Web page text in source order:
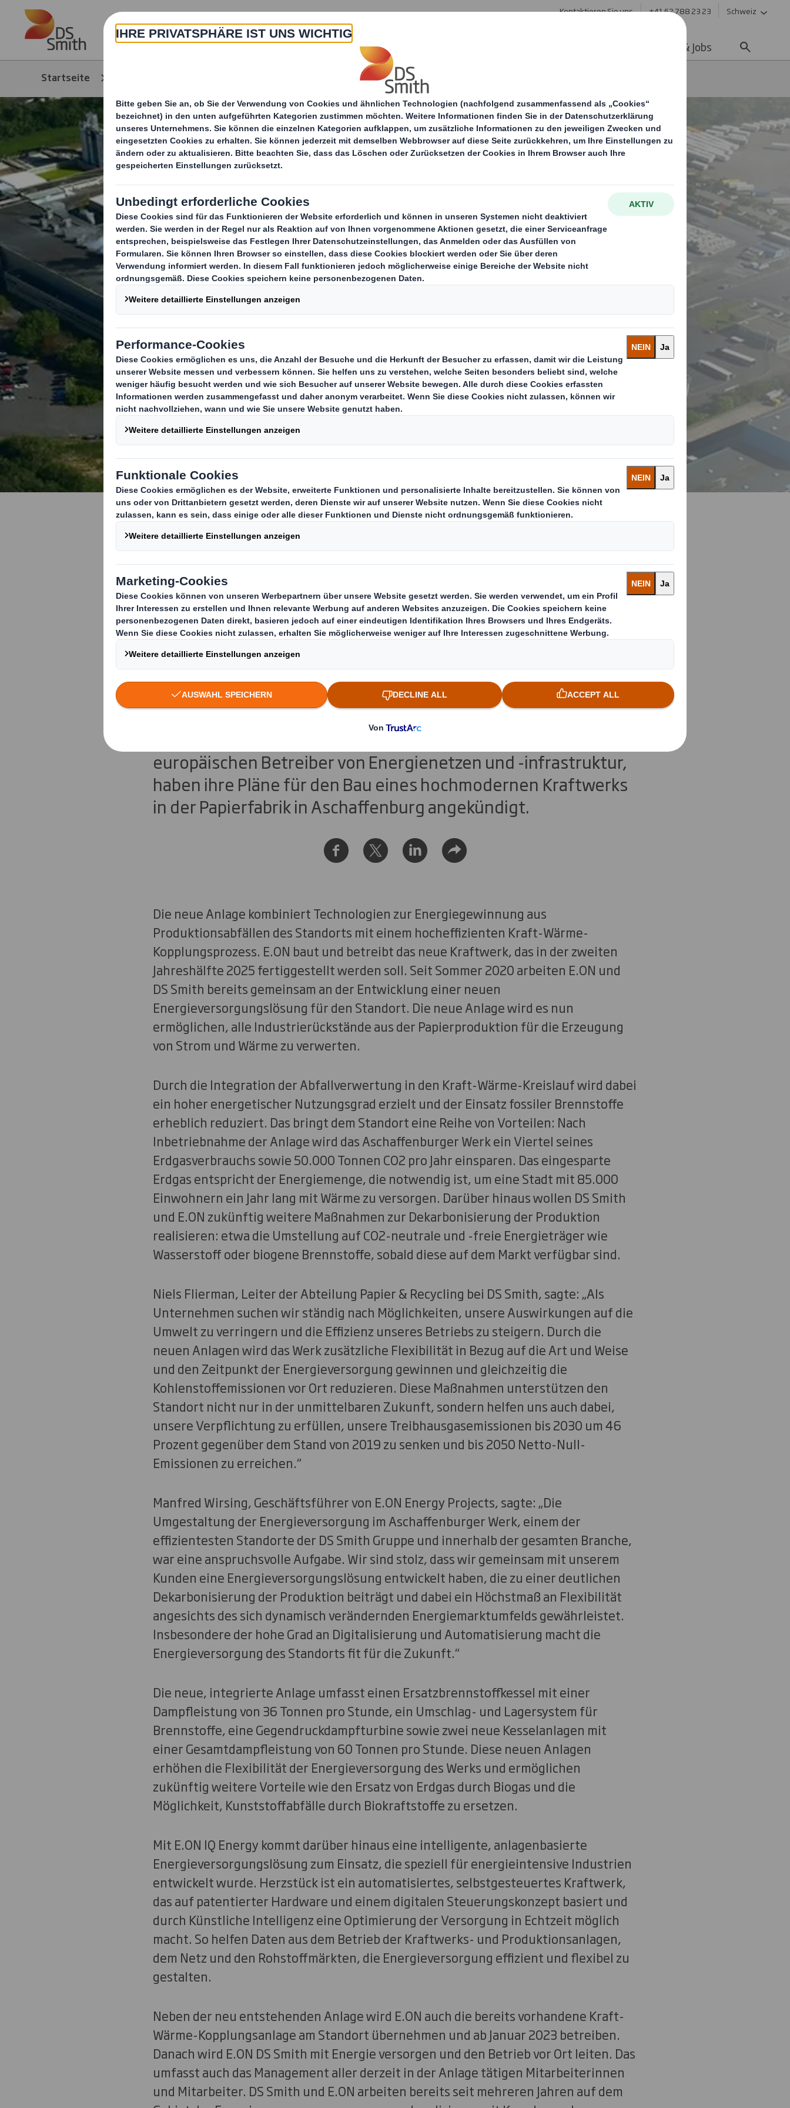
Skip to main content Kontaktieren Sie uns +41 62 788 23 23 Schweiz
Über Uns Produkte & Service Karriere & Jobs
Startseite DS Smith und E.ON kooperieren im Werk Aschaffenburg
DS Smith und E.ON kooperieren im Werk
Aschaffenburg und reduzieren
Erdgasverbrauch um 25%
DS Smith, der führende Anbieter von nachhaltigen
Verpackungslösungen, und E.ON, einer der größten
europäischen Betreiber von Energienetzen und -infrastruktur,
haben ihre Pläne für den Bau eines hochmodernen Kraftwerks
in der Papierfabrik in Aschaffenburg angekündigt.
Die neue Anlage kombiniert Technologien zur Energiegewinnung aus
Produktionsabfällen des Standorts mit einem hocheffizienten Kraft-Wärme-
Kopplungsprozess. E.ON baut und betreibt das neue Kraftwerk, das in der zweiten
Jahreshälfte 2025 fertiggestellt werden soll. Seit Sommer 2020 arbeiten E.ON und
DS Smith bereits gemeinsam an der Entwicklung einer neuen
Energieversorgungslösung für den Standort. Die neue Anlage wird es nun
ermöglichen, alle Industrierückstände aus der Papierproduktion für die Erzeugung
von Strom und Wärme zu verwerten.
Durch die Integration der Abfallverwertung in den Kraft-Wärme-Kreislauf wird dabei
ein hoher energetischer Nutzungsgrad erzielt und der Einsatz fossiler Brennstoffe
erheblich reduziert. Das bringt dem Standort eine Reihe von Vorteilen: Nach
Inbetriebnahme der Anlage wird das Aschaffenburger Werk ein Viertel seines
Erdgasverbrauchs sowie 50.000 Tonnen CO2 pro Jahr einsparen. Das eingesparte
Erdgas entspricht der Energiemenge, die notwendig ist, um eine Stadt mit 85.000
Einwohnern ein Jahr lang mit Wärme zu versorgen. Darüber hinaus wollen DS Smith
und E.ON zukünftig weitere Maßnahmen zur Dekarbonisierung der Produktion
realisieren: etwa die Umstellung auf CO2-neutrale und -freie Energieträger wie
Wasserstoff oder biogene Brennstoffe, sobald diese auf dem Markt verfügbar sind.
Niels Flierman, Leiter der Abteilung Papier & Recycling bei DS Smith, sagte: „Als
Unternehmen suchen wir ständig nach Möglichkeiten, unsere Auswirkungen auf die
Umwelt zu verringern und die Effizienz unseres Betriebs zu steigern. Durch die
neuen Anlagen wird das Werk zusätzliche Flexibilität in Bezug auf die Art und Weise
und den Zeitpunkt der Energieversorgung gewinnen und gleichzeitig die
Kohlenstoffemissionen vor Ort reduzieren. Diese Maßnahmen unterstützen den
Standort nicht nur in der unmittelbaren Zukunft, sondern helfen uns auch dabei,
unsere Verpflichtung zu erfüllen, unsere Treibhausgasemissionen bis 2030 um 46
Prozent gegenüber dem Stand von 2019 zu senken und bis 2050 Netto-Null-
Emissionen zu erreichen.“
Manfred Wirsing, Geschäftsführer von E.ON Energy Projects, sagte: „Die
Umgestaltung der Energieversorgung im Aschaffenburger Werk, einem der
effizientesten Standorte der DS Smith Gruppe und innerhalb der gesamten Branche,
war eine anspruchsvolle Aufgabe. Wir sind stolz, dass wir gemeinsam mit unserem
Kunden eine Energieversorgungslösung entwickelt haben, die zu einer deutlichen
Dekarbonisierung der Produktion beiträgt und dabei ein Höchstmaß an Flexibilität
angesichts des sich dynamisch verändernden Energiemarktumfelds gewährleistet.
Insbesondere der hohe Grad an Digitalisierung und Automatisierung macht die
Energieversorgung des Standorts fit für die Zukunft.“
Die neue, integrierte Anlage umfasst einen Ersatzbrennstoffkessel mit einer
Dampfleistung von 36 Tonnen pro Stunde, ein Umschlag- und Lagersystem für
Brennstoffe, eine Gegendruckdampfturbine sowie zwei neue Kesselanlagen mit
einer Gesamtdampfleistung von 60 Tonnen pro Stunde. Diese neuen Anlagen
erhöhen die Flexibilität der Energieversorgung des Werks und ermöglichen
zukünftig weitere Vorteile wie den Ersatz von Erdgas durch Biogas und die
Möglichkeit, Kunststoffabfälle durch Biokraftstoffe zu ersetzen.
Mit E.ON IQ Energy kommt darüber hinaus eine intelligente, anlagenbasierte
Energieversorgungslösung zum Einsatz, die speziell für energieintensive Industrien
entwickelt wurde. Herzstück ist ein automatisiertes, selbstgesteuertes Kraftwerk,
das auf patentierter Hardware und einem digitalen Steuerungskonzept basiert und
durch Künstliche Intelligenz eine Optimierung der Versorgung in Echtzeit möglich
macht. So helfen Daten aus dem Betrieb der Kraftwerks- und Produktionsanlagen,
dem Netz und den Rohstoffmärkten, die Energieversorgung effizient und flexibel zu
gestalten.
Neben der neu entstehenden Anlage wird E.ON auch die bereits vorhandene Kraft-
Wärme-Kopplungsanlage am Standort übernehmen und ab Januar 2023 betreiben.
Danach wird E.ON DS Smith mit Energie versorgen und den Betrieb vor Ort leiten. Das
umfasst auch das Management aller derzeit in der Anlage tätigen Mitarbeiterinnen
und Mitarbeiter. DS Smith und E.ON arbeiten bereits seit mehreren Jahren auf dem